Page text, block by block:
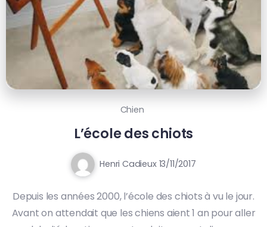
Chien
L’école des chiots
Henri Cadieux 13/11/2017
Depuis les années 2000, l’école des chiots à vu le jour.
Avant on attendait que les chiens aient 1 an pour aller